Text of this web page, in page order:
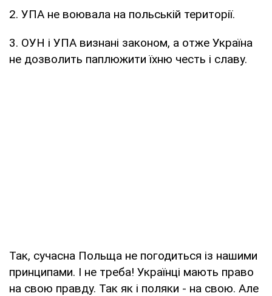
2. УПА не воювала на польській території.
3. ОУН і УПА визнані законом, а отже Україна
не дозволить паплюжити їхню честь і славу.
Так, сучасна Польща не погодиться із нашими
принципами. І не треба! Українці мають право
на свою правду. Так як і поляки - на свою. Але